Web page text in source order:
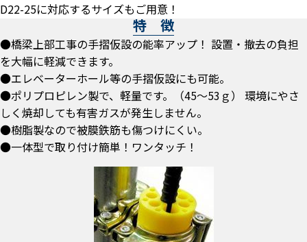
D22-25に対応するサイズもご用意！
特 徴
●橋梁上部工事の手摺仮設の能率アップ！ 設置・撤去の負担
を大幅に軽減できます。
●エレベーターホール等の手摺仮設にも可能。
●ポリプロピレン製で、軽量です。（45～53ｇ） 環境にやさ
しく焼却しても有害ガスが発生しません。
●樹脂製なので被膜鉄筋も傷つけにくい。
●一体型で取り付け簡単！ワンタッチ！